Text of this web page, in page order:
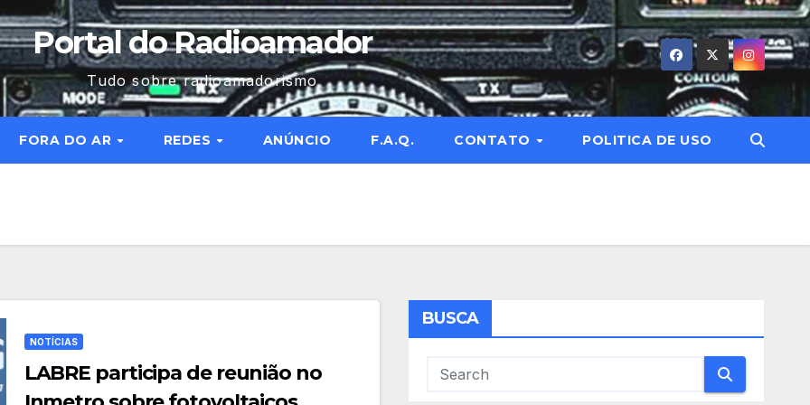
Portal do Radioamador
Tudo sobre radioamadorismo
FORA DO AR REDES ANÚNCIO F.A.Q. CONTATO POLITICA DE USO
NOTÍCIAS
LABRE participa de reunião no
BUSCA